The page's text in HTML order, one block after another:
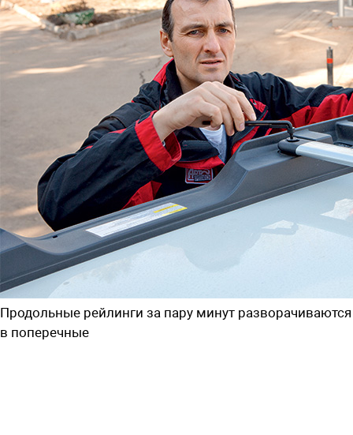
Продольные рейлинги за пару минут разворачиваются
в поперечные